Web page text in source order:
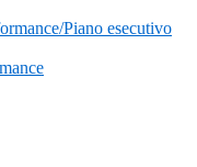
Piano esecutivo